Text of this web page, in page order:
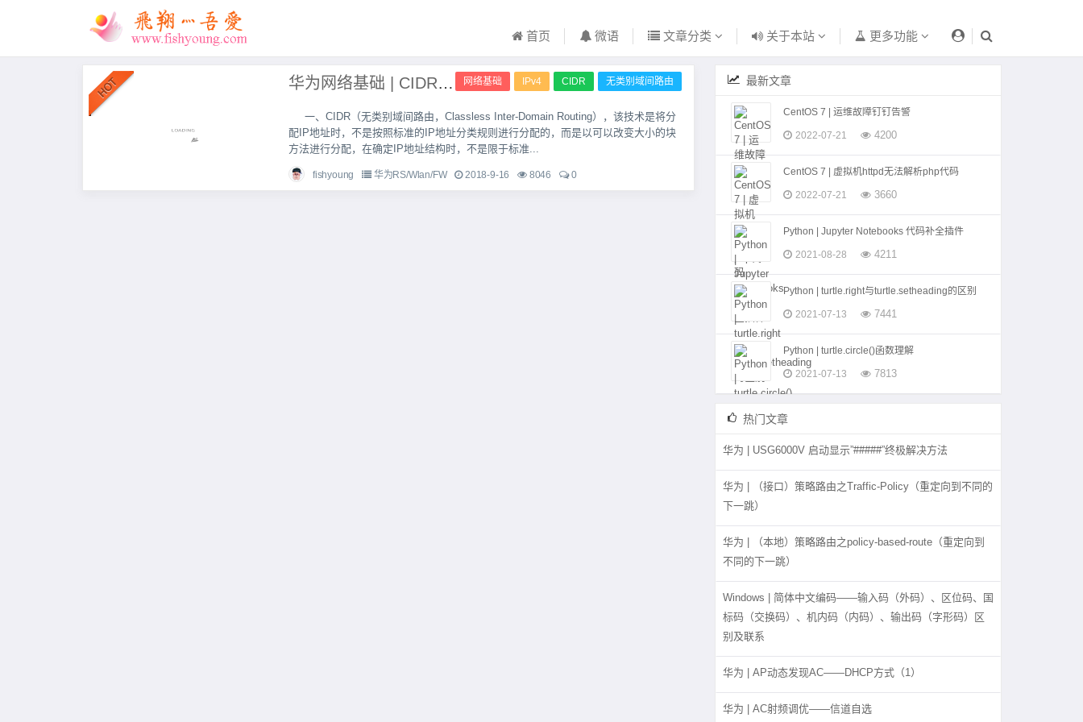
首页 微语 文章分类 关于本站 更多功能
网络基础 IPv4 CIDR 无类别域间路由
华为网络基础 | CIDR无类别域间路由
一、CIDR（无类别域间路由，Classless Inter-Domain Routing），该技术是将分
配IP地址时，不是按照标准的IP地址分类规则进行分配的，而是以可以改变大小的块
方法进行分配，在确定IP地址结构时，不是限于标准...
fishyoung 华为RS/Wlan/FW 2018-9-16 8046 0
最新文章
CentOS 7 | 运维故障钉钉告警
2022-07-21 4200
CentOS 7 | 虚拟机httpd无法解析php代码
2022-07-21 3660
Python | Jupyter Notebooks 代码补全插件
2021-08-28 4211
Python | turtle.right与turtle.setheading的区别
2021-07-13 7441
Python | turtle.circle()函数理解
2021-07-13 7813
热门文章
华为 | USG6000V 启动显示”#####”终极解决方法
华为 | （接口）策略路由之Traffic-Policy（重定向到不同的
下一跳）
华为 | （本地）策略路由之policy-based-route（重定向到
不同的下一跳）
Windows | 简体中文编码——输入码（外码）、区位码、国
标码（交换码）、机内码（内码）、输出码（字形码）区
别及联系
华为 | AP动态发现AC——DHCP方式（1）
华为 | AC射频调优——信道自选